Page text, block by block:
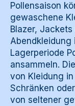
Pollensaison
gewaschene
Blazer, Jackets
Abendkleidung
Lagerperiode
ansammeln.
von Kleidung
Schränken
von seltener